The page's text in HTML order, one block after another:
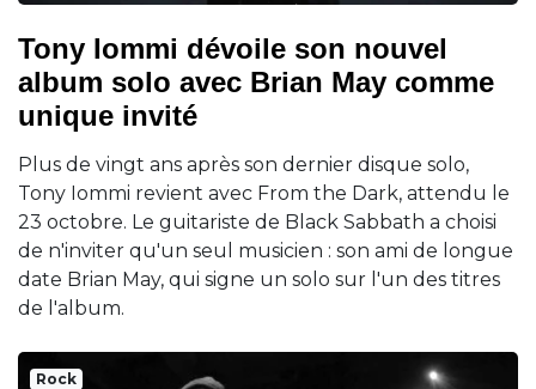
Tony Iommi dévoile son nouvel
album solo avec Brian May comme
unique invité
Plus de vingt ans après son dernier disque solo,
Tony Iommi revient avec From the Dark, attendu le
23 octobre. Le guitariste de Black Sabbath a choisi
de n'inviter qu'un seul musicien : son ami de longue
date Brian May, qui signe un solo sur l'un des titres
de l'album.
Rock